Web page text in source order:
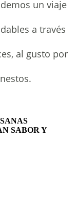
un viaje
a través
al gusto por
SABOR Y